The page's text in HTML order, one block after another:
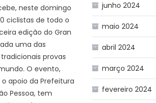
neste domingo
ciclistas de todo o
edição do Gran
uma das
provas
O evento,
apoio da Prefeitura
Pessoa, tem
junho 2024
maio 2024
abril 2024
março 2024
fevereiro 2024